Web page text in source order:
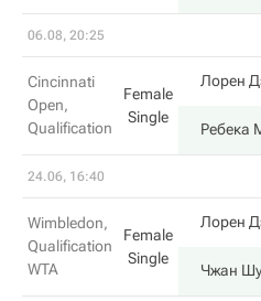
06.08, 20:25
Cincinnati
Open,
Qualification
Female
Single
Лорен
Ребека
24.06, 16:40
Wimbledon,
Qualification
WTA
Female
Single
Лорен
Чжан